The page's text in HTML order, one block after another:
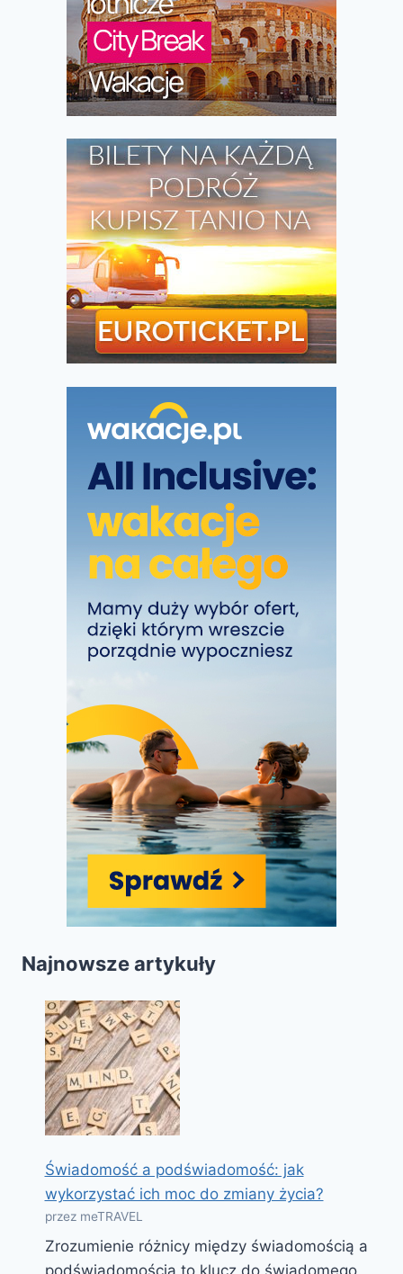
Najnowsze artykuły
Świadomość a podświadomość: jak
wykorzystać ich moc do zmiany życia?
przez meTRAVEL
Zrozumienie różnicy między świadomością a
podświadomością to klucz do świadomego